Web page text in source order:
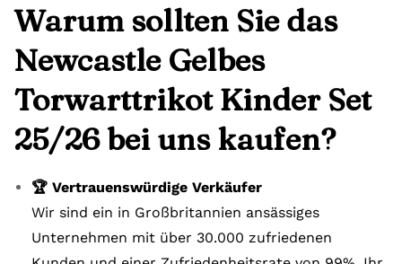
Warum sollten Sie das
Newcastle Gelbes
Torwarttrikot Kinder Set
25/26 bei uns kaufen?
🏆 Vertrauenswürdige Verkäufer
Wir sind ein in Großbritannien ansässiges
Unternehmen mit über 30.000 zufriedenen